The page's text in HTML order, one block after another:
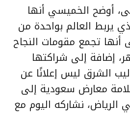
أوضح الخميسي أنها
يربط العالم بواحدة من
أنها تجمع مقومات النجاح
إضافة إلى شراكتها
الشرق ليس إعلانًا عن
معارض سعودية إلى
الرياض، نشاركه اليوم مع